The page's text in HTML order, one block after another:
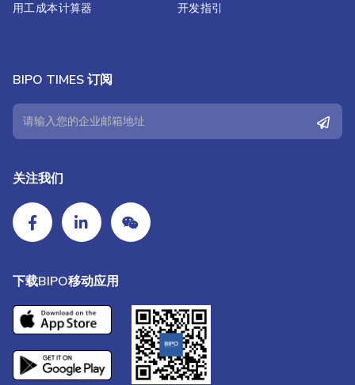
用工成本计算器
开发指引
BIPO TIMES 订阅
关注我们
下载BIPO移动应用